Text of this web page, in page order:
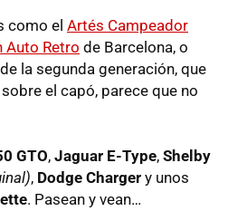
como el Artés Campeador
Auto Retro de Barcelona, o
de la segunda generación, que
el capó, parece que no
GTO, Jaguar E-Type, Shelby
, Dodge Charger y unos
. Pasean y vean…